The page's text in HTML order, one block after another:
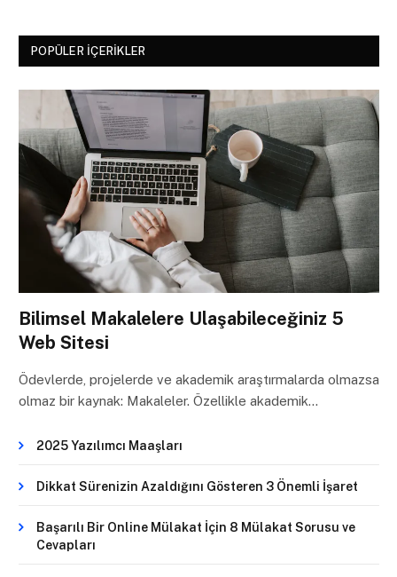
POPÜLER İÇERIKLER
Bilimsel Makalelere Ulaşabileceğiniz 5
Web Sitesi
Ödevlerde, projelerde ve akademik araştırmalarda olmazsa
olmaz bir kaynak: Makaleler. Özellikle akademik…
2025 Yazılımcı Maaşları
Dikkat Sürenizin Azaldığını Gösteren 3 Önemli İşaret
Başarılı Bir Online Mülakat İçin 8 Mülakat Sorusu ve
Cevapları